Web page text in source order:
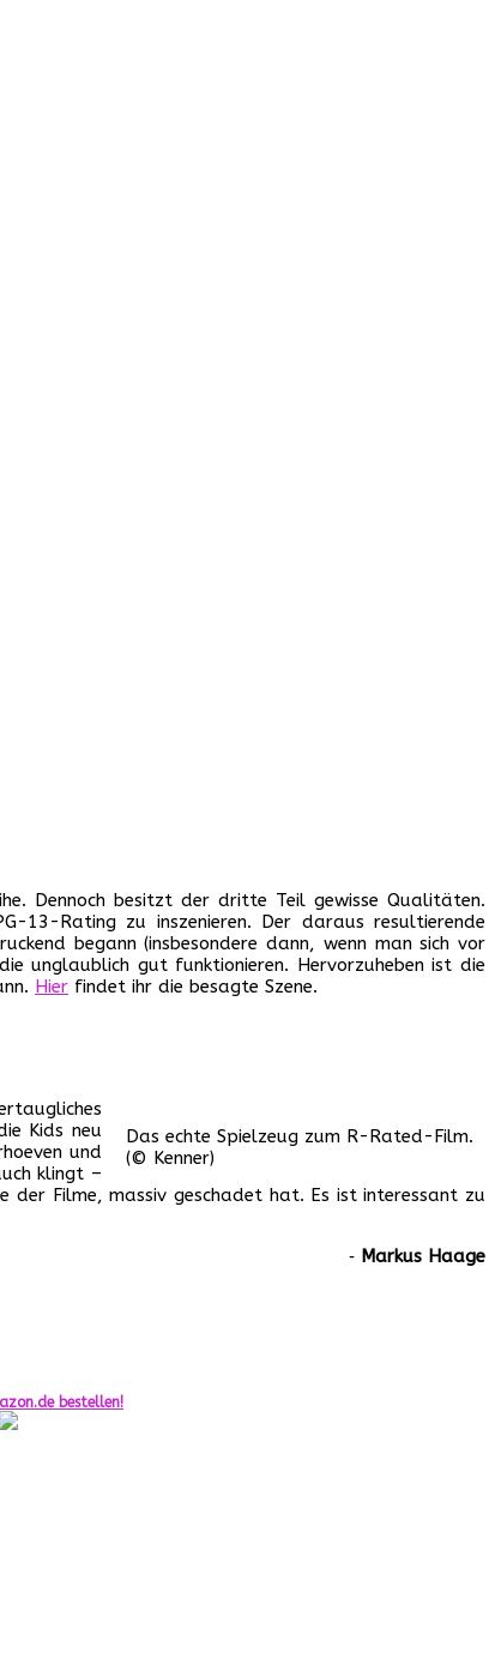
Dennoch besitzt der dritte Teil gewisse Qualitäten.
13-Rating zu inszenieren. Der daraus resultierende
begann (insbesondere dann, wenn man sich vor
unglaublich gut funktionieren. Hervorzuheben ist die
Hier findet ihr die besagte Szene.
Das echte Spielzeug zum R-Rated-Film.
(© Kenner)
Kids neu
und
klingt –
der Filme, massiv geschadet hat. Es ist interessant zu
‐ Markus Haage
bestellen!